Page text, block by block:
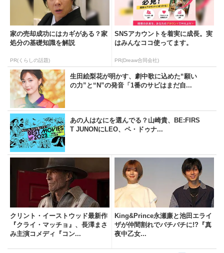
家の売却成功にはカギがある？家
処分の基礎知識を解説
PR(くらしの話題)
SNSアカウントを着実に成長。実
はみんなココ使ってます。
PR(Dreaw合同会社)
生田絵梨花が明かす、劇中歌に込めた“願い
の力”と“N”の発音「1番のサビはまだ自...
あの人はなにを選んでる？山崎貴、BE:FIRS
T JUNONにLEO、ペ・ドゥナ...
クリント・イーストウッド最新作
『クライ・マッチョ』、長澤まさ
み主演コメディ『コン...
King&Prince永瀬廉と池田エライ
ザが仲間割れでバチバチに!?『真
夜中乙女...